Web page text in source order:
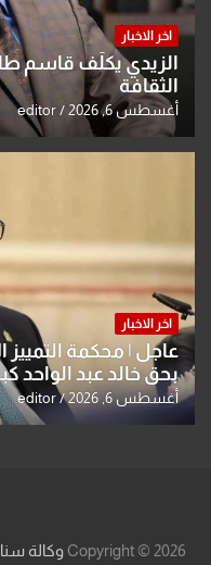
اخر الاخبار
الزيدي يكلّف قاسم
الثقافة
أغسطس 6, 2026 editor
اخر الاخبار
عاجل | محكمة التمييز
بحق خالد عبد الواحد
أغسطس 6, 2026 editor
Copyright © 2026 وكالة سنا